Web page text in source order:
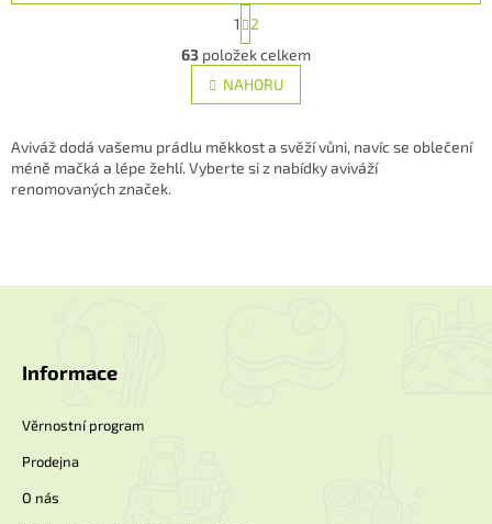
O
v
l
á
a
c
y
S
t
r
á
n
k
v
á
n
1
2
63 položek celkem
NAHORU
Aviváž dodá vašemu prádlu měkkost a svěží vůni, navíc se oblečení
méně mačká a lépe žehlí. Vyberte si z nabídky aviváží
renomovaných značek.
Informace
Věrnostní program
Prodejna
O nás